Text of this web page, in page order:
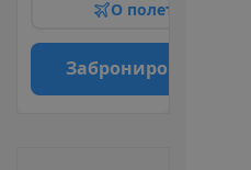
О полет
Заброниро